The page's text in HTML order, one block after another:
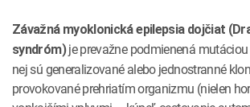
Závažná myoklonická epilepsia dojčiat
syndróm)je prevažne podmienená
nej sú generalizované alebo jednostranné
provokované prehriatím organizmu (nielen